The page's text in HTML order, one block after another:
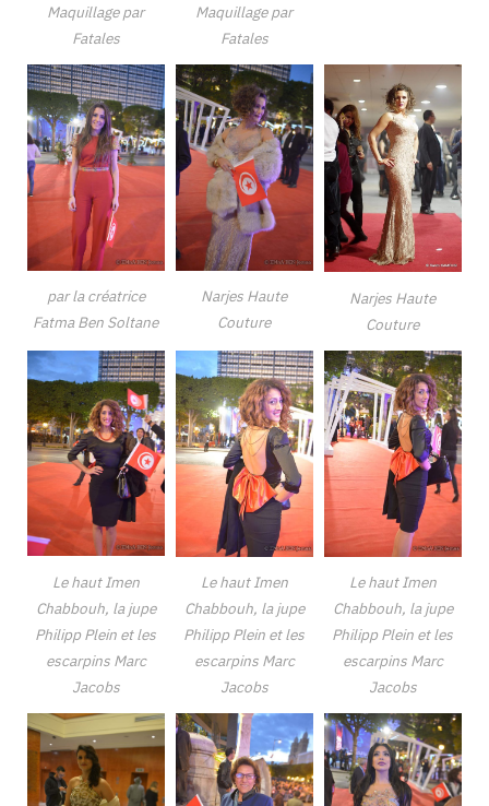
Maquillage par
Fatales
Maquillage par
Fatales
par la créatrice
Fatma Ben Soltane
Narjes Haute
Couture
Narjes Haute
Couture
Le haut Imen
Chabbouh, la jupe
Philipp Plein et les
escarpins Marc
Jacobs
Le haut Imen
Chabbouh, la jupe
Philipp Plein et les
escarpins Marc
Jacobs
Le haut Imen
Chabbouh, la jupe
Philipp Plein et les
escarpins Marc
Jacobs